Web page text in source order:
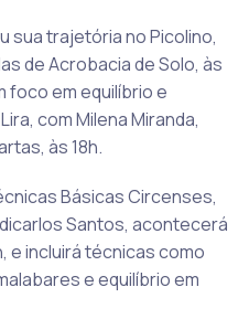
sua trajetória no Picolino,
de Acrobacia de Solo, às
foco em equilíbrio e
com Milena Miranda,
às 18h.
Básicas Circenses,
Santos, acontecerá
e incluirá técnicas como
e equilíbrio em